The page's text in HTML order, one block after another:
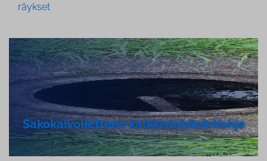
räyk­set
Sa­ko­kai­vo­liet­teen kalk­kis­ta­bi­loin­tioh­je